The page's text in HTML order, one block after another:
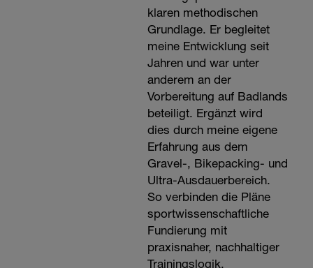
klaren methodischen
Grundlage. Er begleitet
meine Entwicklung seit
Jahren und war unter
anderem an der
Vorbereitung auf Badlands
beteiligt. Ergänzt wird
dies durch meine eigene
Erfahrung aus dem
Gravel-, Bikepacking- und
Ultra-Ausdauerbereich.
So verbinden die Pläne
sportwissenschaftliche
Fundierung mit
praxisnaher, nachhaltiger
Trainingslogik.